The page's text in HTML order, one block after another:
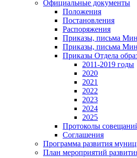
Официальные документы
Положения
Постановления
Распоряжения
Приказы, письма
Приказы, письма
Приказы Отдела
2011-2019 годы
2020
2021
2022
2023
2024
2025
Протоколы
Соглашения
Программа развития
План мероприятий